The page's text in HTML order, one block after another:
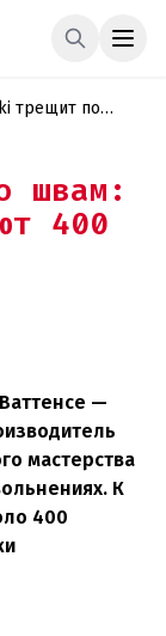
трещит по
швам:
400
—
мастерства
К
400